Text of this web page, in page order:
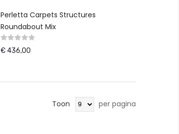
Perletta Carpets Structures
Roundabout Mix
€ 436,00
Toon per pagina